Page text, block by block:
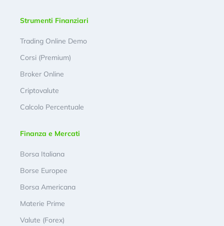
Strumenti Finanziari
Trading Online Demo
Corsi (Premium)
Broker Online
Criptovalute
Calcolo Percentuale
Finanza e Mercati
Borsa Italiana
Borse Europee
Borsa Americana
Materie Prime
Valute (Forex)